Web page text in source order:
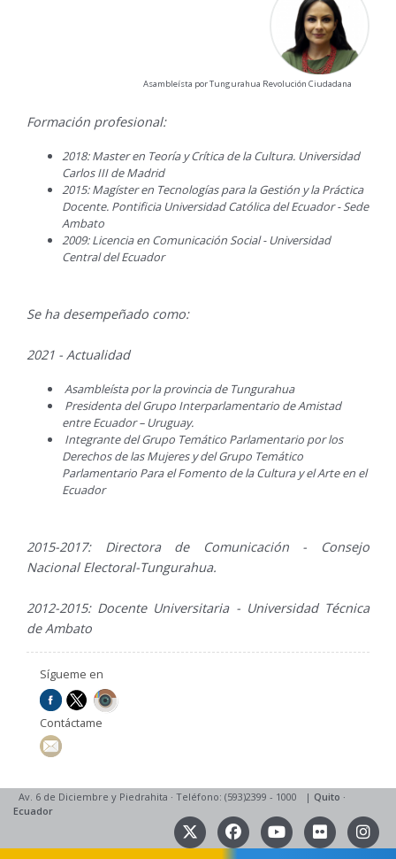
Asambleísta por Tungurahua Revolución Ciudadana
Formación profesional:
2018: Master en Teoría y Crítica de la Cultura. Universidad
Carlos III de Madrid
2015: Magíster en Tecnologías para la Gestión y la Práctica
Docente. Pontificia Universidad Católica del Ecuador - Sede
Ambato
2009: Licencia en Comunicación Social - Universidad
Central del Ecuador
Se ha desempeñado como:
2021 - Actualidad
Asambleísta por la provincia de Tungurahua
Presidenta del Grupo Interparlamentario de Amistad
entre Ecuador – Uruguay.
Integrante del Grupo Temático Parlamentario por los
Derechos de las Mujeres y del Grupo Temático
Parlamentario Para el Fomento de la Cultura y el Arte en el
Ecuador
2015-2017: Directora de Comunicación - Consejo
Nacional Electoral-Tungurahua.
2012-2015: Docente Universitaria - Universidad Técnica
de Ambato
Sígueme en
Contáctame
Av. 6 de Diciembre y Piedrahita · Teléfono: (593)2399 - 1000 | Quito ·
Ecuador